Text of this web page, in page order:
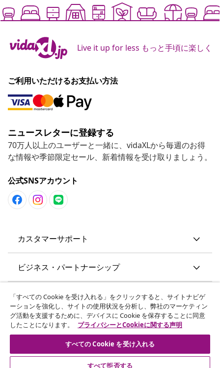
Live it up for less もっと手頃に楽しく
ご利用いただけるお支払い方法
ニュースレターに登録する
70万人以上のユーザーと一緒に、vidaXLから毎週のお得
な情報や季節限定セール、新着情報を受け取りましょう。
公式SNSアカウント
カスタマーサポート
ビジネス・パートナーシップ
vidaXL
その他の情報
「すべての Cookie を受け入れる」をクリックすると、サイトナビゲ
ーションを強化し、サイトの使用状況を分析し、弊社のマーケティン
グ活動を支援するために、デバイスに Cookie を保存することに同意
したことになります。
プライバシーとCookieに関する声明
すべての Cookie を受け入れる
すべて拒否する